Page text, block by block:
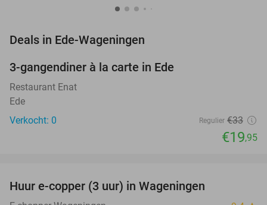
Deals in Ede-Wageningen
NEW
TODAY
3-gangendiner à la carte in Ede
Restaurant Enat
Ede
Verkocht: 0
Regulier €33
€19,95
Huur e-copper (3 uur) in Wageningen